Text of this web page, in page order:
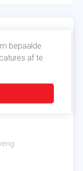
klanten en een
van juridische
Zuid-
bepaalde
af te